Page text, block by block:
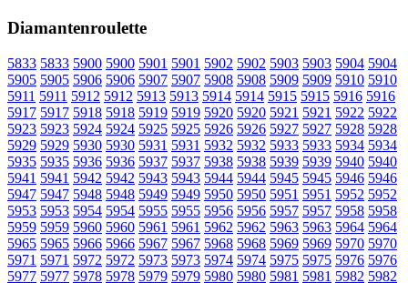
Diamantenroulette
5833 5833 5900 5900 5901 5901 5902 5902 5903 5903 5904 5904
5905 5905 5906 5906 5907 5907 5908 5908 5909 5909 5910 5910
5911 5911 5912 5912 5913 5913 5914 5914 5915 5915 5916 5916
5917 5917 5918 5918 5919 5919 5920 5920 5921 5921 5922 5922
5923 5923 5924 5924 5925 5925 5926 5926 5927 5927 5928 5928
5929 5929 5930 5930 5931 5931 5932 5932 5933 5933 5934 5934
5935 5935 5936 5936 5937 5937 5938 5938 5939 5939 5940 5940
5941 5941 5942 5942 5943 5943 5944 5944 5945 5945 5946 5946
5947 5947 5948 5948 5949 5949 5950 5950 5951 5951 5952 5952
5953 5953 5954 5954 5955 5955 5956 5956 5957 5957 5958 5958
5959 5959 5960 5960 5961 5961 5962 5962 5963 5963 5964 5964
5965 5965 5966 5966 5967 5967 5968 5968 5969 5969 5970 5970
5971 5971 5972 5972 5973 5973 5974 5974 5975 5975 5976 5976
5977 5977 5978 5978 5979 5979 5980 5980 5981 5981 5982 5982